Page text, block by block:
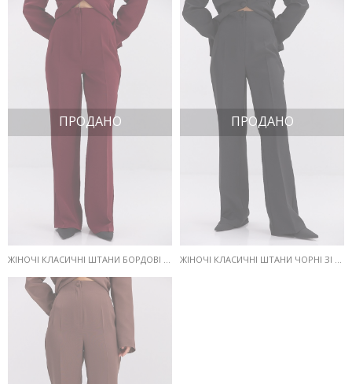
ПРОДАНО
ЖІНОЧІ КЛАСИЧНІ ШТАНИ БОРДОВІ ЗІ СТРІЛКАМИ
ПРОДАНО
ЖІНОЧІ КЛАСИЧНІ ШТАНИ ЧОРНІ ЗІ СТРІЛКАМИ